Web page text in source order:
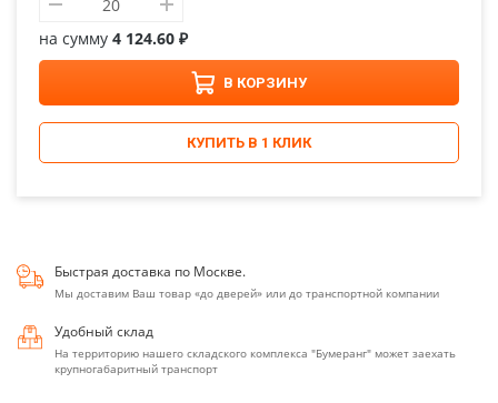
на сумму 4 124.60 ₽
В КОРЗИНУ
КУПИТЬ В 1 КЛИК
Быстрая доставка по Москве.
Мы доставим Ваш товар «до дверей» или до транспортной компании
Удобный склад
На территорию нашего складского комплекса "Бумеранг" может заехать
крупногабаритный транспорт